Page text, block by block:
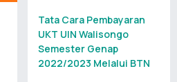
Tata Cara Pembayaran
UKT UIN Walisongo
Semester Genap
2022/2023 Melalui BTN